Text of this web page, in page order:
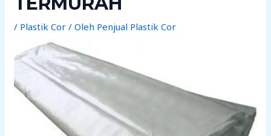
/ Plastik Cor / Oleh Penjual Plastik Cor